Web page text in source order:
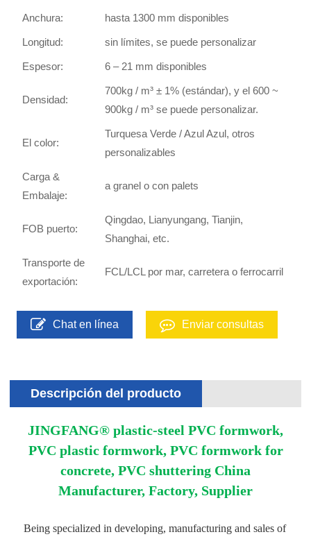
Anchura: hasta 1300 mm disponibles
Longitud: sin límites, se puede personalizar
Espesor: 6 – 21 mm disponibles
Densidad:
700kg / m³ ± 1% (estándar), y el 600 ~
900kg / m³ se puede personalizar.
El color:
Turquesa Verde / Azul Azul, otros
personalizables
Carga &
Embalaje:
a granel o con palets
FOB puerto:
Qingdao, Lianyungang, Tianjin,
Shanghai, etc.
Transporte de
exportación:
FCL/LCL por mar, carretera o ferrocarril
Chat en línea Enviar consultas
Descripción del producto
JINGFANG® plastic-steel PVC formwork,
PVC plastic formwork, PVC formwork for
concrete, PVC shuttering China
Manufacturer, Factory, Supplier
Being specialized in developing, manufacturing and sales of